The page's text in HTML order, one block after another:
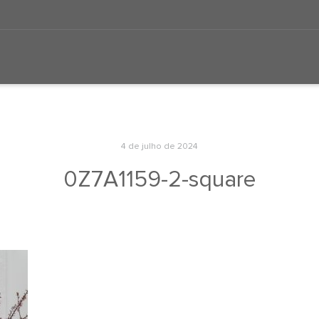
4 de julho de 2024
0Z7A1159-2-square